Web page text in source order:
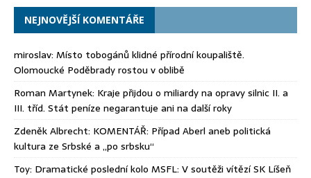
NEJNOVĚJŠÍ KOMENTÁŘE
miroslav: Místo tobogánů klidné přírodní koupaliště.
Olomoucké Poděbrady rostou v oblibě
Roman Martynek: Kraje přijdou o miliardy na opravy silnic II. a
III. tříd. Stát peníze negarantuje ani na další roky
Zdeněk Albrecht: KOMENTÁŘ: Případ Aberl aneb politická
kultura ze Srbské a „po srbsku“
Toy: Dramatické poslední kolo MSFL: V soutěži vítězí SK Líšeň